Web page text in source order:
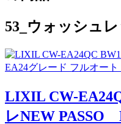
53_ウォッシュレ
LIXIL CW-
レNEW PASSO